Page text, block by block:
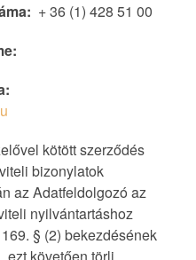
+ 36 (1) 428 51 00
kötött szerződés
bizonylatok
az Adatfeldolgozó az
nyilvántartáshoz
§ (2) bekezdésének